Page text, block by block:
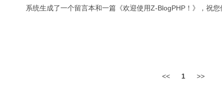
系统生成了一个留言本和一篇《欢迎使用Z-BlogPHP！》，祝
<< 1 >>